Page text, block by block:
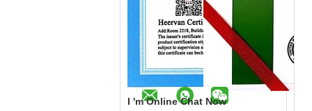
I 'm Online Chat Now